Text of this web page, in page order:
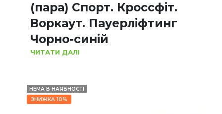
(пара) Спорт. Кроссфіт.
Воркаут. Пауерліфтинг
Чорно-синій
ЧИТАТИ ДАЛІ
НЕМА В НАЯВНОСТІ
ЗНИЖКА 10%